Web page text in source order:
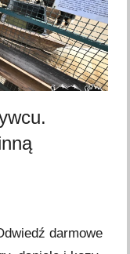
darmowe